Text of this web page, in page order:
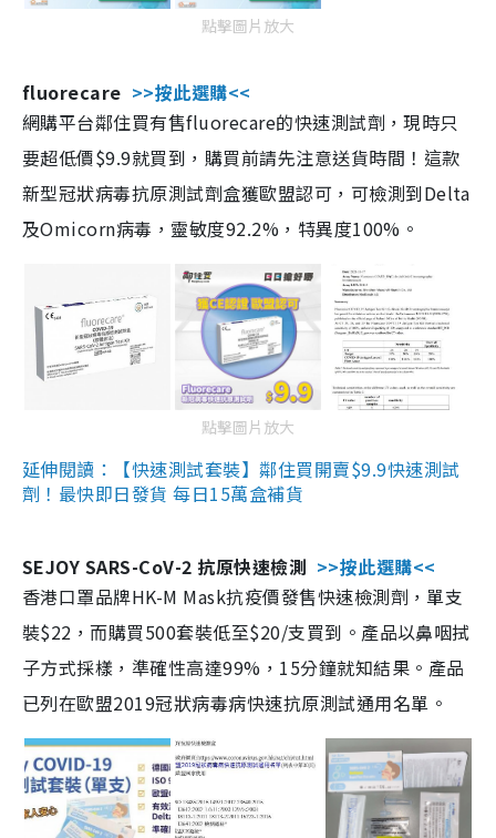
點擊圖片放大
fluorecare >>按此選購<<
網購平台鄰住買有售fluorecare的快速測試劑，現時只
要超低價$9.9就買到，購買前請先注意送貨時間！這款
新型冠狀病毒抗原測試劑盒獲歐盟認可，可檢測到Delta
及Omicorn病毒，靈敏度92.2%，特異度100%。
點擊圖片放大
延伸閱讀：【快速測試套裝】鄰住買開賣$9.9快速測試
劑！最快即日發貨 每日15萬盒補貨
SEJOY SARS-CoV-2 抗原快速檢測 >>按此選購<<
香港口罩品牌HK-M Mask抗疫價發售快速檢測劑，單支
裝$22，而購買500套裝低至$20/支買到。產品以鼻咽拭
子方式採樣，準確性高達99%，15分鐘就知結果。產品
已列在歐盟2019冠狀病毒病快速抗原測試通用名單。